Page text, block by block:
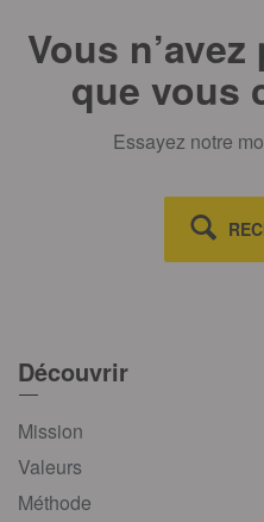
Vous
que vous
Essayez notre
Découvrir
Mission
Valeurs
Méthode